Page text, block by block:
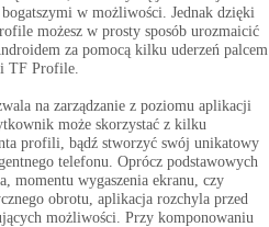
w możliwości. Jednak dzięki
możesz w prosty sposób urozmaicić
za pomocą kilku uderzeń palcem
TF Profile.
na zarządzanie z poziomu aplikacji
może skorzystać z kilku
profili, bądź stworzyć swój unikatowy
telefonu. Oprócz podstawowych
momentu wygaszenia ekranu, czy
obrotu, aplikacja rozchyla przed
możliwości. Przy komponowaniu